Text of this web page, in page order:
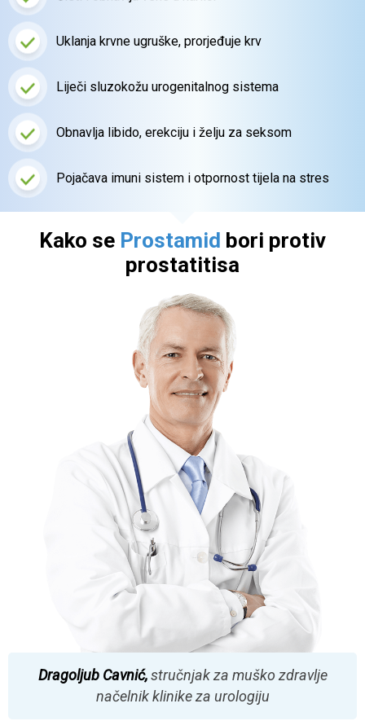
Uklanja krvne ugruške, prorjeđuje krv
Liječi sluzokožu urogenitalnog sistema
Obnavlja libido, erekciju i želju za seksom
Pojačava imuni sistem i otpornost tijela na stres
Kako se Prostamid bori protiv
prostatitisa
Dragoljub Cavnić,stručnjak za muško zdravlje
načelnik klinike za urologiju